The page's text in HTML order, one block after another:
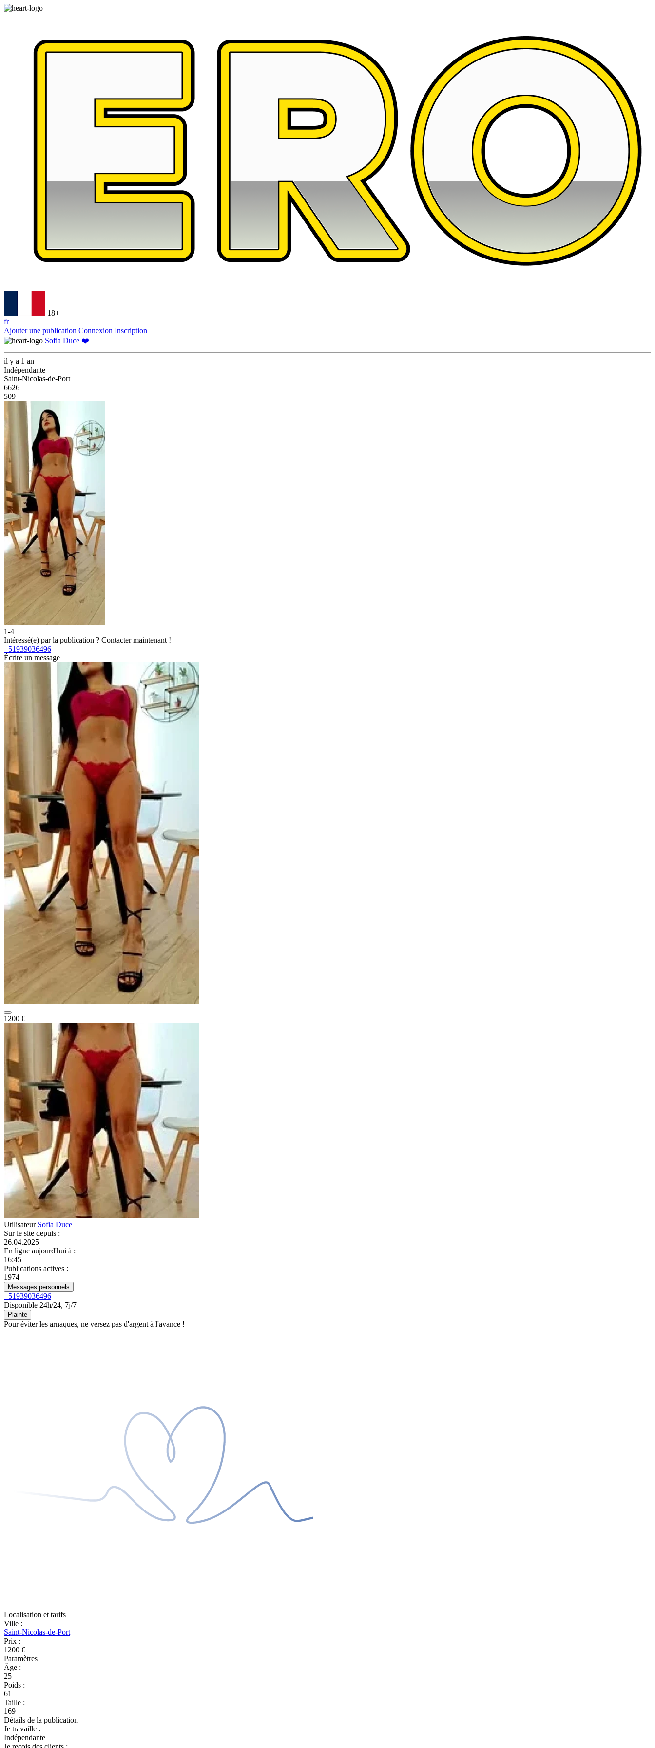
18+
fr
Ajouter une publication Connexion Inscription
Sofia Duce ❤️
il y a 1 an
Indépendante
Saint-Nicolas-de-Port
6626
509
1-4
Intéressé(e) par la publication ? Contacter maintenant !
+51939036496
Écrire un message
1200 €
Utilisateur Sofia Duce
Sur le site depuis :
26.04.2025
En ligne aujourd'hui à :
16:45
Publications actives :
1974
Messages personnels
+51939036496
Disponible 24h/24, 7j/7
Plainte
Pour éviter les arnaques, ne versez pas d'argent à l'avance !
Localisation et tarifs
Ville :
Saint-Nicolas-de-Port
Prix :
1200 €
Paramètres
Âge :
25
Poids :
61
Taille :
169
Détails de la publication
Je travaille :
Indépendante
Je reçois des clients :